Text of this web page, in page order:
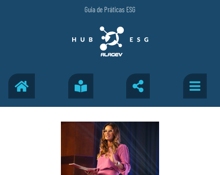
Guia de Práticas ESG